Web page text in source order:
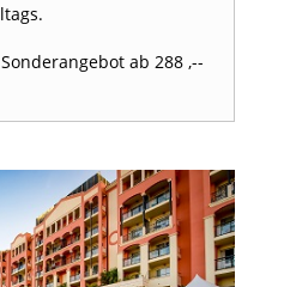
Sonderangebot ab 288 ,--